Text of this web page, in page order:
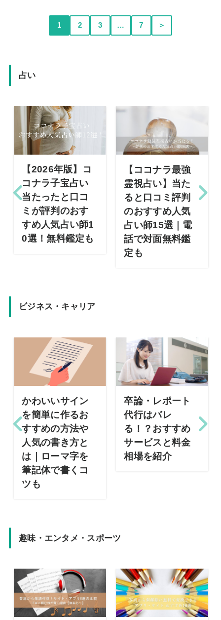
1 2 3 … 7 ＞
占い
【2026年版】コ
コナラ子宝占い
当たったと口コ
ミが評判のおす
すめ人気占い師1
0選！無料鑑定も
【ココナラ最強
霊視占い】当た
ると口コミ評判
のおすすめ人気
占い師15選｜電
話で対面無料鑑
定も
ビジネス・キャリア
かわいいサイン
を簡単に作るお
すすめの方法や
人気の書き方と
は｜ローマ字を
筆記体で書くコ
ツも
卒論・レポート
代行はバレ
る！？おすすめ
サービスと料金
相場を紹介
趣味・エンタメ・スポーツ